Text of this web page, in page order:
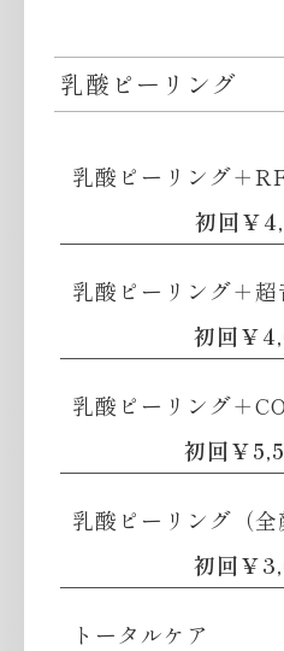
乳酸ピーリング
乳酸ピーリング＋
初回￥
乳酸ピーリング＋超
初回￥
乳酸ピーリング＋
初回￥
乳酸ピーリング（全
初回￥
トータルケア